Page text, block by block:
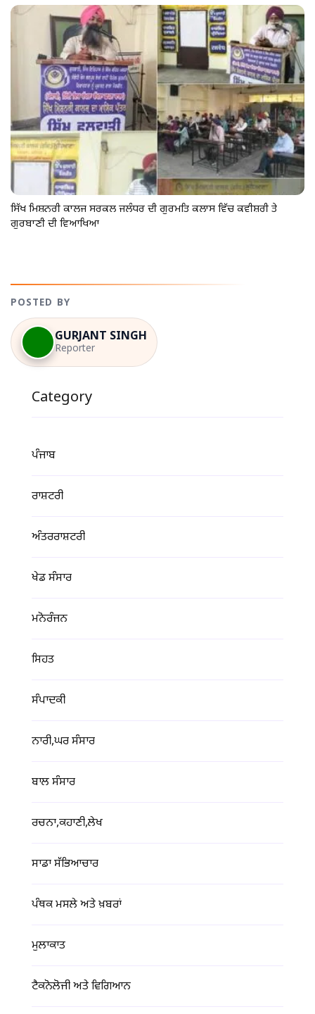
ਸਿੱਖ ਮਿਸ਼ਨਰੀ ਕਾਲਜ ਸਰਕਲ ਜਲੰਧਰ ਦੀ ਗੁਰਮਤਿ ਕਲਾਸ ਵਿੱਚ ਕਵੀਸ਼ਰੀ ਤੇ
ਗੁਰਬਾਣੀ ਦੀ ਵਿਆਖਿਆ
POSTED BY
GURJANT SINGH
Reporter
Category
ਪੰਜਾਬ
ਰਾਸ਼ਟਰੀ
ਅੰਤਰਰਾਸ਼ਟਰੀ
ਖੇਡ ਸੰਸਾਰ
ਮਨੋਰੰਜਨ
ਸਿਹਤ
ਸੰਪਾਦਕੀ
ਨਾਰੀ,ਘਰ ਸੰਸਾਰ
ਬਾਲ ਸੰਸਾਰ
ਰਚਨਾ,ਕਹਾਣੀ,ਲੇਖ
ਸਾਡਾ ਸੱਭਿਆਚਾਰ
ਪੰਥਕ ਮਸਲੇ ਅਤੇ ਖ਼ਬਰਾਂ
ਮੁਲਾਕਾਤ
ਟੈਕਨੋਲੋਜੀ ਅਤੇ ਵਿਗਿਆਨ